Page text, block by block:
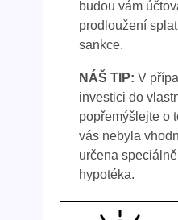
budou vám
prodloužení
sankce.
NÁŠ TIP: V
investici do
popřemýšlejte o
vás nebyla
určena
hypotéka.